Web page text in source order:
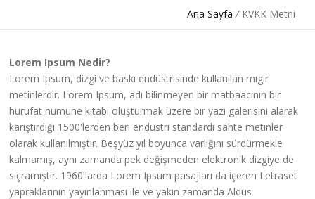
Ana Sayfa / KVKK Metni
Lorem Ipsum Nedir?
Lorem Ipsum, dizgi ve baskı endüstrisinde kullanılan mıgır
metinlerdir. Lorem Ipsum, adı bilinmeyen bir matbaacının bir
hurufat numune kitabı oluşturmak üzere bir yazı galerisini alarak
karıştırdığı 1500'lerden beri endüstri standardı sahte metinler
olarak kullanılmıştır. Beşyüz yıl boyunca varlığını sürdürmekle
kalmamış, aynı zamanda pek değişmeden elektronik dizgiye de
sıçramıştır. 1960'larda Lorem Ipsum pasajları da içeren Letraset
yapraklarının yayınlanması ile ve yakın zamanda Aldus